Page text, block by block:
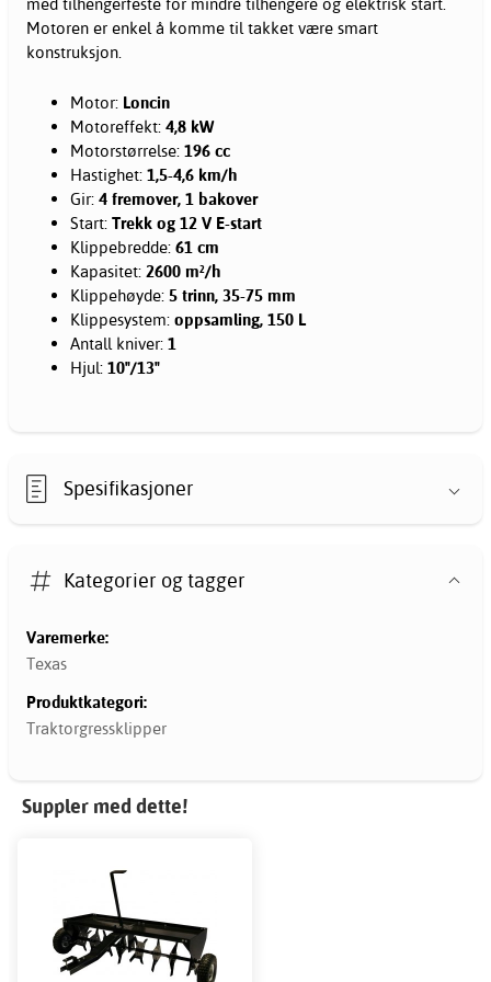
med tilhengerfeste for mindre tilhengere og elektrisk start.
Motoren er enkel å komme til takket være smart
konstruksjon.
Motor: Loncin
Motoreffekt: 4,8 kW
Motorstørrelse: 196 cc
Hastighet: 1,5-4,6 km/h
Gir: 4 fremover, 1 bakover
Start: Trekk og 12 V E-start
Klippebredde: 61 cm
Kapasitet: 2600 m²/h
Klippehøyde: 5 trinn, 35-75 mm
Klippesystem: oppsamling, 150 L
Antall kniver: 1
Hjul: 10"/13"
Spesifikasjoner
Kategorier og tagger
Varemerke:
Texas
Produktkategori:
Traktorgressklipper
Suppler med dette!